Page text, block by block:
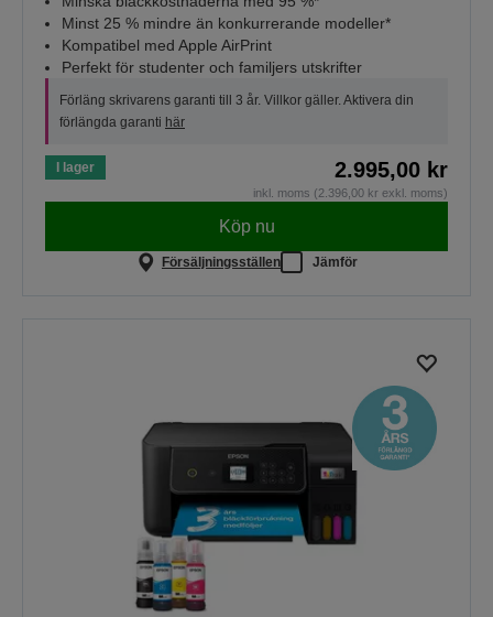
Minst 25 % mindre än konkurrerande modeller*
Kompatibel med Apple AirPrint
Perfekt för studenter och familjers utskrifter
Förläng skrivarens garanti till 3 år. Villkor gäller. Aktivera din
förlängda garanti här
I lager 2.995,00 kr
inkl. moms (2.396,00 kr exkl. moms)
Köp nu
Försäljningsställen Jämför